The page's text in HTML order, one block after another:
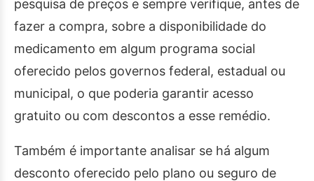
pesquisa de preços e sempre verifique, antes de
fazer a compra, sobre a disponibilidade do
medicamento em algum programa social
oferecido pelos governos federal, estadual ou
municipal, o que poderia garantir acesso
gratuito ou com descontos a esse remédio.
Também é importante analisar se há algum
desconto oferecido pelo plano ou seguro de